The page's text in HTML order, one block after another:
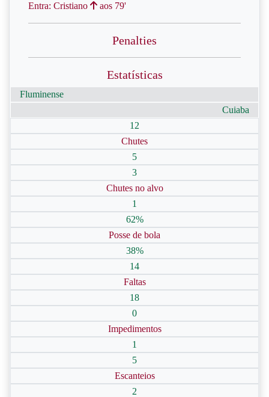
Entra: Cristiano
aos 79'
Penalties
Estatísticas
Fluminense
Cuiaba
12
Chutes
5
3
Chutes no alvo
1
62%
Posse de bola
38%
14
Faltas
18
0
Impedimentos
1
5
Escanteios
2